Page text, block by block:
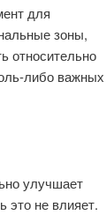
для
зоны,
относительно
либо важных
улучшает
это не влияет.